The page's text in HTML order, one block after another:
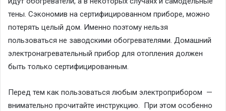
тены. Сэкономив на сертифицированном приборе, можно
потерять целый дом. Именно поэтому нельзя
пользоваться не заводскими обогревателями. Домашний
электронагревательный прибор для отопления должен
быть только сертифицированным.
Перед тем как пользоваться любым электроприбором —
внимательно прочитайте инструкцию. При этом особенно